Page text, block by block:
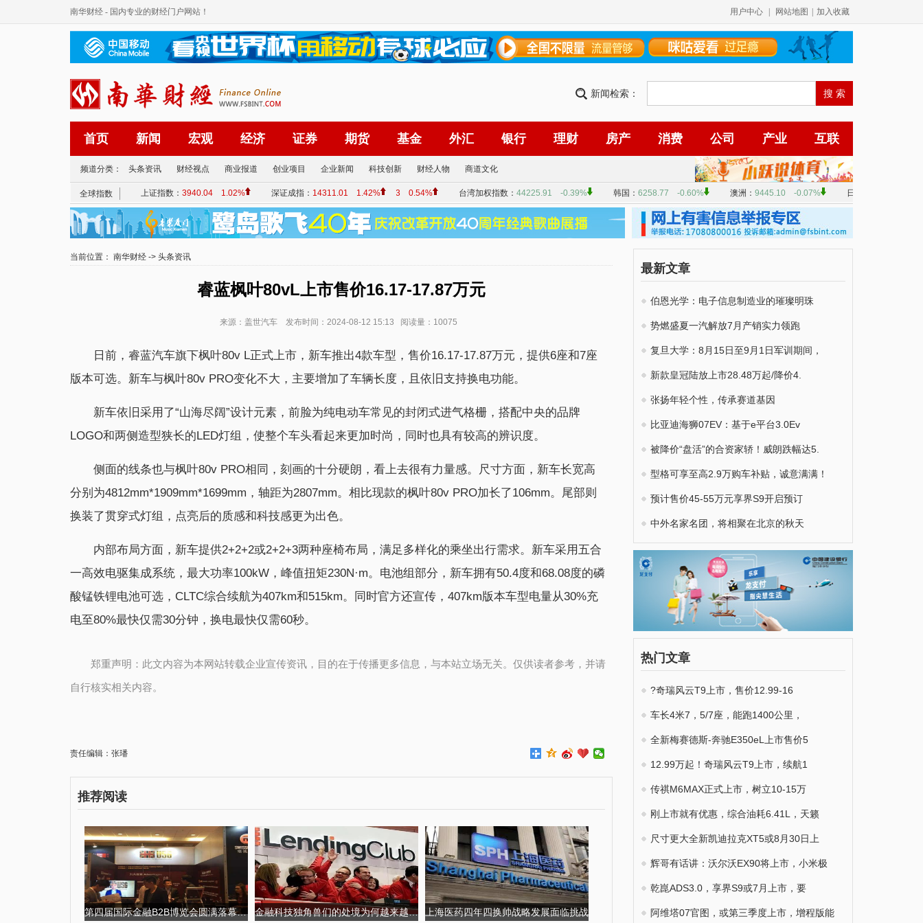
南华财经 - 国内专业的财经门户网站！ 用户中心 网站地图 加入收藏
新闻检索：
首页 新闻 宏观 经济 证券 期货 基金 外汇 银行 理财 房产 消费 公司 产业 互联
频道分类： 头条资讯 财经视点 商业报道 创业项目 企业新闻 科技创新 财经人物 商道文化
当前位置： 南华财经 -> 头条资讯
睿蓝枫叶80vL上市售价16.17-17.87万元
来源：盖世汽车 发布时间：2024-08-12 15:13 阅读量：10075
日前，睿蓝汽车旗下枫叶80v L正式上市，新车推出4款车型，售价16.17-17.87万元，提供6座和7座
版本可选。新车与枫叶80v PRO变化不大，主要增加了车辆长度，且依旧支持换电功能。
新车依旧采用了“山海尽阔”设计元素，前脸为纯电动车常见的封闭式进气格栅，搭配中央的品牌
LOGO和两侧造型狭长的LED灯组，使整个车头看起来更加时尚，同时也具有较高的辨识度。
侧面的线条也与枫叶80v PRO相同，刻画的十分硬朗，看上去很有力量感。尺寸方面，新车长宽高
分别为4812mm*1909mm*1699mm，轴距为2807mm。相比现款的枫叶80v PRO加长了106mm。尾部则
换装了贯穿式灯组，点亮后的质感和科技感更为出色。
内部布局方面，新车提供2+2+2或2+2+3两种座椅布局，满足多样化的乘坐出行需求。新车采用五合
一高效电驱集成系统，最大功率100kW，峰值扭矩230N·m。电池组部分，新车拥有50.4度和68.08度的磷
酸锰铁锂电池可选，CLTC综合续航为407km和515km。同时官方还宣传，407km版本车型电量从30%充
电至80%最快仅需30分钟，换电最快仅需60秒。
郑重声明：此文内容为本网站转载企业宣传资讯，目的在于传播更多信息，与本站立场无关。仅供读者参考，并请
自行核实相关内容。
责任编辑：张璠
推荐阅读
第四届国际金融B2B博览会圆满落幕,USGFX大放异彩 第四届京剧票友大 金融科技独角兽们的处境为何越来越尴尬? 上海医药四年四换帅战略发展面临挑战
最新文章
伯恩光学：电子信息制造业的璀璨明珠
势燃盛夏一汽解放7月产销实力领跑
复旦大学：8月15日至9月1日军训期间，
新款皇冠陆放上市28.48万起/降价4.
张扬年轻个性，传承赛道基因
比亚迪海狮07EV：基于e平台3.0Ev
被降价“盘活”的合资家轿！威朗跌幅达5.
型格可享至高2.9万购车补贴，诚意满满！
预计售价45-55万元享界S9开启预订
中外名家名团，将相聚在北京的秋天
热门文章
?奇瑞风云T9上市，售价12.99-16
车长4米7，5/7座，能跑1400公里，
全新梅赛德斯-奔驰E350eL上市售价5
12.99万起！奇瑞风云T9上市，续航1
传祺M6MAX正式上市，树立10-15万
刚上市就有优惠，综合油耗6.41L，天籁
尺寸更大全新凯迪拉克XT5或8月30日上
辉哥有话讲：沃尔沃EX90将上市，小米极
乾崑ADS3.0，享界S9或7月上市，要
阿维塔07官图，或第三季度上市，增程版能